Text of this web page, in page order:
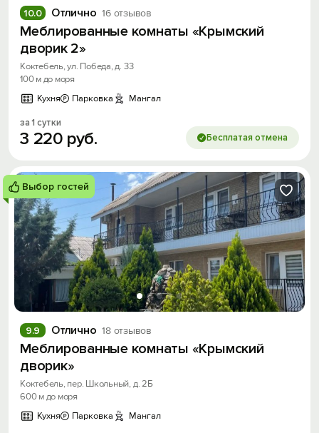
Отлично 16 отзывов
10.0
Меблированные комнаты «Крымский
дворик 2»
Коктебель, ул. Победа, д. 33
100 м до моря
Кухня
Парковка Мангал
за 1 сутки
3 220 руб. Бесплатая отмена
Выбор гостей
Отлично 18 отзывов
9.9
Меблированные комнаты «Крымский
дворик»
Коктебель, пер. Школьный, д. 2Б
600 м до моря
Кухня
Парковка Мангал